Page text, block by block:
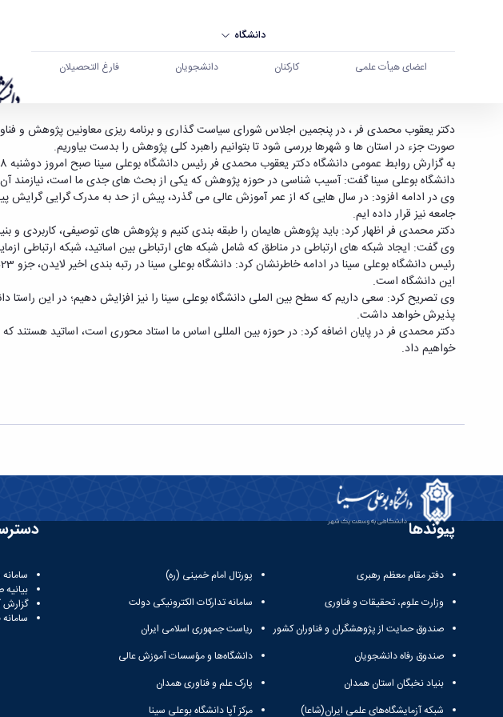
دانشگاه
اعضای هیأت علمی کارکنان دانشجویان فارغ التحصیلان
نیازمند آسیب شناسی در حوزه پژوهش هستیم - دانشگاه بوعلی سینا
صورت جزء در استان ها و شهرها بررسی شود تا بتوانیم راهبرد کلی پژوهش را بدست بیاوریم.
دانشگاه بوعلی سینا گفت: آسیب شناسی در حوزه پژوهش که یکی از بحث های جدی ما است، نیازمند
وی در ادامه افزود: در سال هایی که از عمر آموزش عالی می گذرد، پیش از حد به مدرک گرایی گرایش
جامعه نیز قرار داده ایم.
دکتر محمدی فر اظهار کرد: باید پژوهش هایمان را طبقه بندی کنیم و پژوهش های توصیفی، کاربردی
وی گفت: ایجاد شبکه های ارتباطی در مناطق که شامل شبکه های ارتباطی بین اساتید، شبکه ارتباطی
این دانشگاه است.
پذیرش خواهد داشت.
دکتر محمدی فر در پایان اضافه کرد: در حوزه بین المللی اساس ما استاد محوری است، اساتید هستند
خواهیم داد.
پیوندها
دفتر مقام معظم رهبری
وزارت علوم، تحقیقات و فناوری
صندوق حمایت از پژوهشگران و فناوران کشور
صندوق رفاه دانشجویان
بنیاد نخبگان استان همدان
شبکه آزمایشگاه‌های علمی ایران(شاعا)
پورتال امام خمینی (ره)
سامانه تدارکات الکترونیکی دولت
ریاست جمهوری اسلامی ایران
دانشگاه‌ها و مؤسسات آموزش عالی
پارک علم و فناوری همدان
مرکز آپا دانشگاه بوعلی سینا